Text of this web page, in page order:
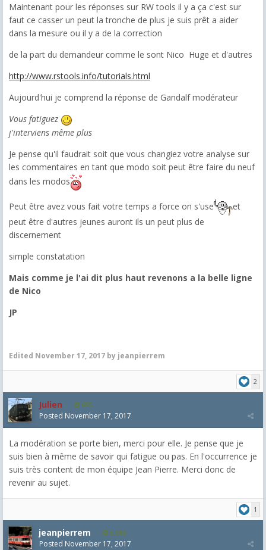
Maintenant pour les réponses sur RW tools il y a ça c'est sur
faut ce casser un peut la tronche de plus je suis prêt a aider
dans la mesure ou il y a de la correction
de la part du demandeur comme le sont Nico Huge et d'autres
http://www.rstools.info/tutorials.html
Aujourd'hui je comprend la réponse de Gandalf modérateur
Vous fatiguez
j'interviens même plus
Je pense qu'il faudrait soit que vous changiez votre analyse sur
les commentaires en tant que modo soit peut être faire du neuf
dans les modos
Peut être avez vous fait votre temps a force on s'use
et
peut être d'autres jeunes auront ils un peut plus de
discernement
simple constatation
Mais comme je l'ai dit plus haut revenons a la belle ligne
de Nico
JP
Edited November 17, 2017 by jeanpierrem
2
Julien 655
Posted November 17, 2017
La modération se porte bien, merci pour elle. Je pense que je
suis bien à même de savoir qui fatigue ou pas. En l'occurrence je
suis très content de mon équipe Jean Pierre. Merci donc de
revenir au sujet.
1
jeanpierrem 5,986
Posted November 17, 2017